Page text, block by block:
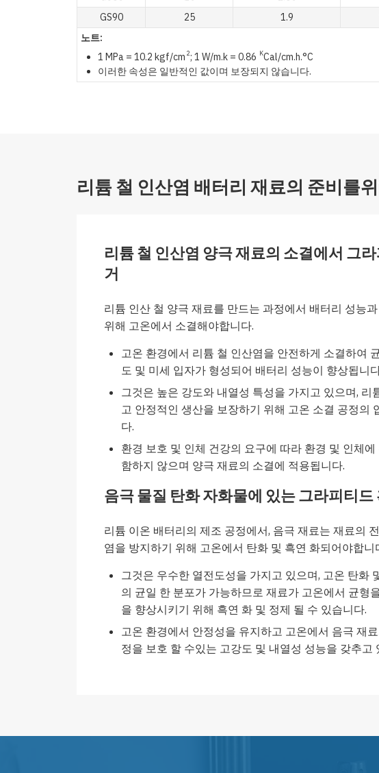
GS90
25 1.9
노트:
1 MPa = 10.2 kgf/cm 2; 1 W/m.k = 0.86 KCal/cm.h.°C
이러한 속성은 일반적인 값이며 보장되지 않습니다.
리튬 철 인산염 배터리 재료의 준비를위
리튬 철 인산염 양극 재료의 소결에서 그
거
리튬 인산 철 양극 재료를 만드는 과정에서 배터리 성능
위해 고온에서 소결해야합니다.
고온 환경에서 리튬 철 인산염을 안전하게 소결하여
도 및 미세 입자가 형성되어 배터리 성능이 향상됩니
그것은 높은 강도와 내열성 특성을 가지고 있으며, 리
고 안정적인 생산을 보장하기 위해 고온 소결 공정의
다.
환경 보호 및 인체 건강의 요구에 따라 환경 및 인체
함하지 않으며 양극 재료의 소결에 적용됩니다.
음극 물질 탄화 자화물에 있는 그라피티드
리튬 이온 배터리의 제조 공정에서, 음극 재료는 재료의
염을 방지하기 위해 고온에서 탄화 및 흑연 화되어야합니
그것은 우수한 열전도성을 가지고 있으며, 고온 탄화
의 균일 한 분포가 가능하므로 재료가 고온에서 균형
을 향상시키기 위해 흑연 화 및 정제 될 수 있습니다.
고온 환경에서 안정성을 유지하고 고온에서 음극 재
정을 보호 할 수있는 고강도 및 내열성 성능을 갖추고